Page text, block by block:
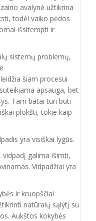
avalynė užtikrina
todėl vaiko pėdos
išsitempti ir
sistemų problemų,
šiam procesui
apsauga, bet
Tam batai turi būti
plokšti, tokie kaip
yra visiškai lygūs.
vidpadį galima išimti,
Vidpadžiai yra
ir kruopščiai
natūralų sąlytį su
Aukštos kokybės